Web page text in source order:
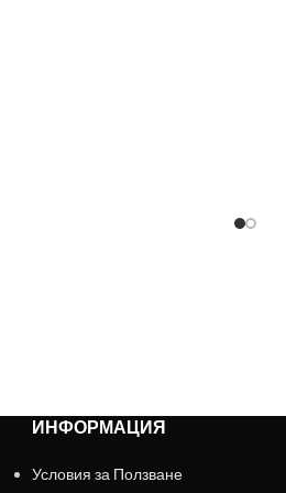
ИНФОРМАЦИЯ
Условия за Ползване